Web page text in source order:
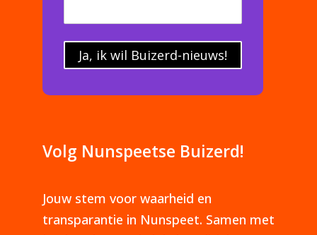
Ja, ik wil Buizerd-nieuws!
Volg Nunspeetse Buizerd!
Jouw stem voor waarheid en
transparantie in Nunspeet. Samen met